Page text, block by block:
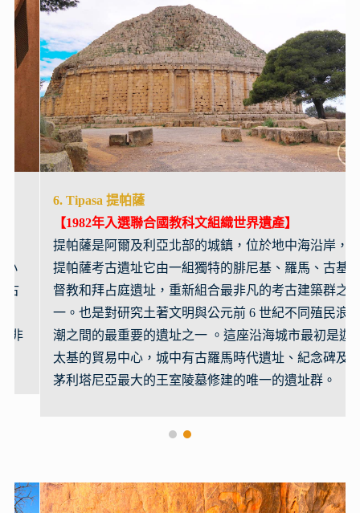
6. Tipasa 提帕薩
【1982年入選聯合國教科文組織世界遺產】
提帕薩是阿爾及利亞北部的城鎮，位於地中海沿岸，
提帕薩考古遺址它由一組獨特的腓尼基、羅馬、古基
督教和拜占庭遺址，重新組合最非凡的考古建築群之
一。也是對研究土著文明與公元前 6 世紀不同殖民浪
潮之間的最重要的遺址之一 。這座沿海城市最初是迦
太基的貿易中心，城中有古羅馬時代遺址、紀念碑及
茅利塔尼亞最大的王室陵墓修建的唯一的遺址群。